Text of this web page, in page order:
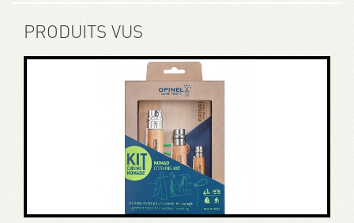
PRODUITS VUS